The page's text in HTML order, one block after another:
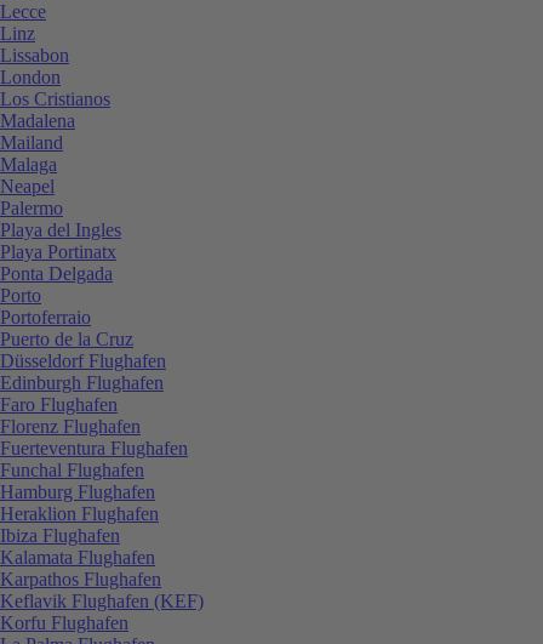
Lecce
Linz
Lissabon
London
Los Cristianos
Madalena
Mailand
Malaga
Neapel
Palermo
Playa del Ingles
Playa Portinatx
Ponta Delgada
Porto
Portoferraio
Puerto de la Cruz
Düsseldorf Flughafen
Edinburgh Flughafen
Faro Flughafen
Florenz Flughafen
Fuerteventura Flughafen
Funchal Flughafen
Hamburg Flughafen
Heraklion Flughafen
Ibiza Flughafen
Kalamata Flughafen
Karpathos Flughafen
Keflavik Flughafen (KEF)
Korfu Flughafen